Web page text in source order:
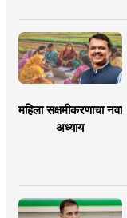
महिला सक्षमीकरणाचा नवा
अध्याय